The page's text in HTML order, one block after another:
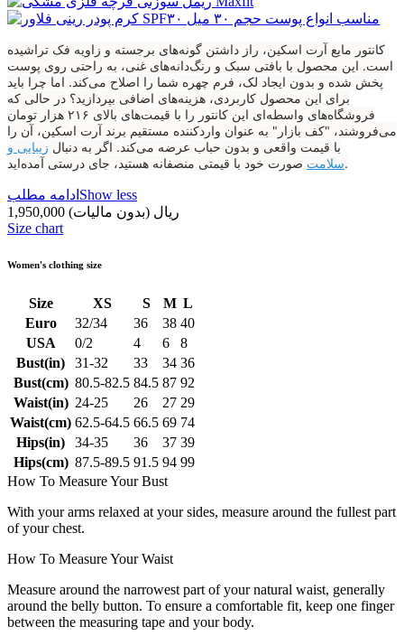
کانتور مایع آرت اسکین، راز داشتن گونه‌های برجسته و زاویه فک تراشیده
است. این محصول با بافتی سبک و رنگ‌دانه‌های غنی، به راحتی روی پوست
پخش شده و بدون ایجاد لک، فرم چهره شما را اصلاح می‌کند. اما چرا باید
برای این محصول کاربردی، هزینه‌های اضافی بپردازید؟ در حالی که
فروشگاه‌های واسطه‌ای این کانتور را با قیمت‌های بالای ۲۱۶ هزار تومان
می‌فروشند، "کف بازار" به عنوان واردکننده مستقیم برند آرت اسکین، آن را
با قیمت واقعی و بدون حباب عرضه می‌کند. اگر به دنبال زیبایی و
سلامتصورت خود با قیمتی منصفانه هستید، جای درستی آمده‌اید.
ادامه مطلب Show less
1,950,000 ریال (بدون مالیات)
Size chart
Women's clothing size
Size XS S M L
Euro
32/34 36 38 40
USA
0/2 4 6
8
Bust(in)
31-32 33 34 36
Bust(cm) 80.5-82.5 84.5 87 92
Waist(in) 24-25 26 27 29
Waist(cm) 62.5-64.5 66.5 69 74
Hips(in)
34-35 36 37 39
Hips(cm) 87.5-89.5 91.5 94 99
How To Measure Your Bust
With your arms relaxed at your sides, measure around the fullest part
of your chest.
How To Measure Your Waist
Measure around the narrowest part of your natural waist, generally
around the belly button. To ensure a comfortable fit, keep one finger
between the measuring tape and your body.